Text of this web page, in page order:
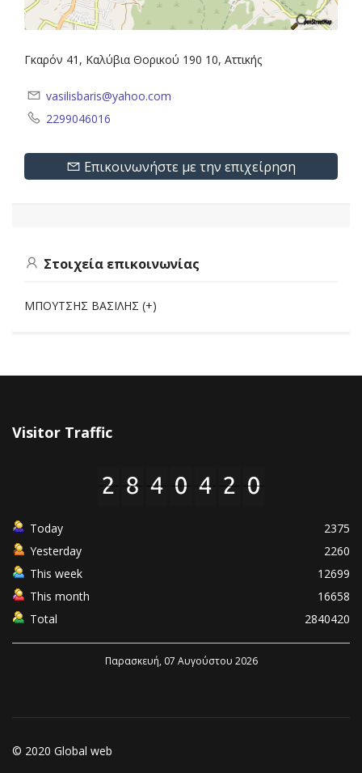
Γκαρόν 41, Καλύβια Θορικού 190 10, Αττικής
vasilisbaris@yahoo.com
2299046016
Επικοινωνήστε με την επιχείρηση
Στοιχεία επικοινωνίας
ΜΠΟΥΤΣΗΣ ΒΑΣΙΛΗΣ (+)
Visitor Traffic
Today
2375
Yesterday
2260
This week
12699
This month
16658
Total
2840420
Παρασκευή, 07 Αυγούστου 2026
© 2020 Global web